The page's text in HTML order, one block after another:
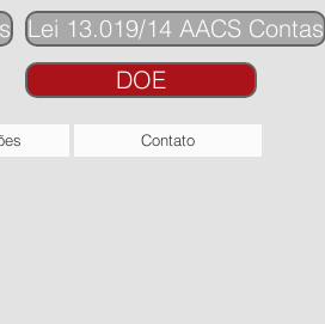
Lei 13.019/14 AACS Contas
DOE
Contato